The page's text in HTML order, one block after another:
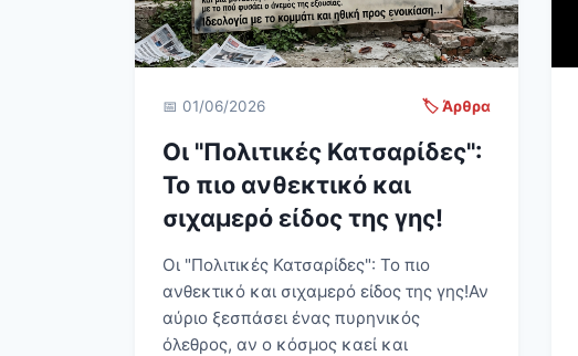
📅 01/06/2026 🏷️ Άρθρα
Οι "Πολιτικές Κατσαρίδες":
Το πιο ανθεκτικό και
σιχαμερό είδος της γης!
Οι "Πολιτικές Κατσαρίδες": Το πιο
ανθεκτικό και σιχαμερό είδος της γης! Αν
αύριο ξεσπάσει ένας πυρηνικός
όλεθρος, αν ο κόσμος καεί και